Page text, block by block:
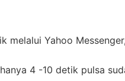
melalui Yahoo
4 -10 detik pulsa